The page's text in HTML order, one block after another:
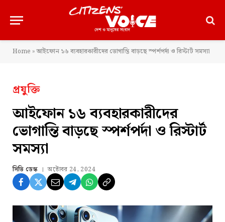
Home »আইফোন ১৬ ব্যবহারকারীদের ভোগান্তি বাড়ছে স্পর্শপর্দা ও রিস্টার্ট সমস্যা
প্রযুক্তি
আইফোন ১৬ ব্যবহারকারীদের
ভোগান্তি বাড়ছে স্পর্শপর্দা ও রিস্টার্ট
সমস্যা
সিভি ডেস্ক অক্টোবর 24, 2024